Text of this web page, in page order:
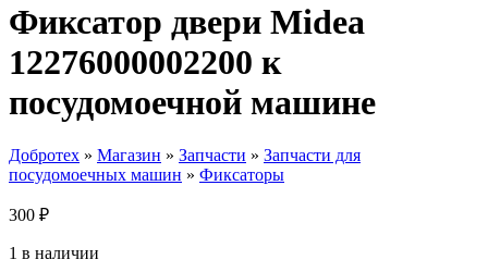
Фиксатор двери Midea
12276000002200 к
посудомоечной машине
Добротех » Магазин » Запчасти » Запчасти для
посудомоечных машин » Фиксаторы
300 ₽
1 в наличии